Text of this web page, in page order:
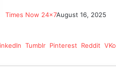
Times Now 24x7August 16, 2025
Tumblr Pinterest Reddit